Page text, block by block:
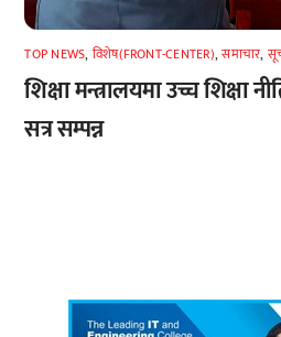
TOP NEWS, विशेष(FRONT-CENTER),समाचार,
शिक्षा मन्त्रालयमा उच्च शिक्षा
सत्र सम्पन्न